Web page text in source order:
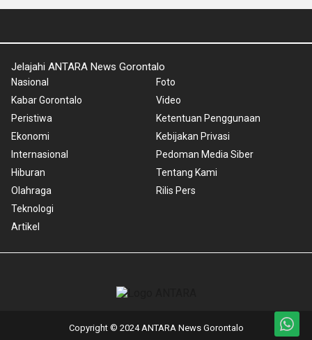
Jelajahi ANTARA News Gorontalo
Nasional
Kabar Gorontalo
Peristiwa
Ekonomi
Internasional
Hiburan
Olahraga
Teknologi
Artikel
Foto
Video
Ketentuan Penggunaan
Kebijakan Privasi
Pedoman Media Siber
Tentang Kami
Rilis Pers
Copyright © 2024 ANTARA News Gorontalo